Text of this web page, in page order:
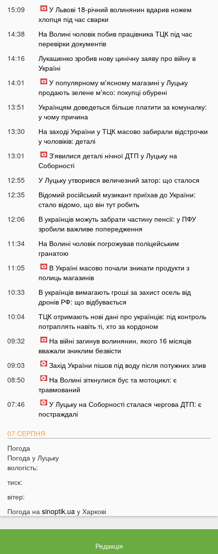
15:09
У Львові 18-річний волинянин вдарив ножем
хлопця під час сварки
14:38
На Волині чоловік побив працівника ТЦК під час
перевірки документів
14:16
Лукашенко зробив нову цинічну заяву про війну в
Україні
14:01
У популярному м'ясному магазині у Луцьку
продають зелене м'ясо: покупці обурені
13:51
Українцям доведеться більше платити за комуналку:
у чому причина
13:30
На заході України у ТЦК масово забирали відстрочки
у чоловіків: деталі
13:01
Зʼявилися деталі нічної ДТП у Луцьку на
Соборності
12:55
У Луцьку утворився величезний затор: що сталося
12:35
Відомий російський музикант приїхав до України:
стало відомо, що він тут робить
12:06
В українців можуть забрати частину пенсії: у ПФУ
зробили важливе попередження
11:34
На Волині чоловік погрожував поліцейським
гранатою
11:05
В Україні масово почали зникати продукти з
полиць магазинів
10:33
В українців вимагають гроші за захист осель від
дронів РФ: що відбувається
10:04
ТЦК отримають нові дані про українців: під контроль
потраплять навіть ті, хто за кордоном
09:32
На війні загинув волинянин, якого 16 місяців
вважали зниклим безвісти
09:03
Захід України пішов під воду після потужних злив
08:50
На Волині зіткнулися бус та мотоцикл: є
травмований
07:46
У Луцьку на Соборності сталася чергова ДТП: є
постраждалі
07 СЕРПНЯ
20:31
20:17
19:30
Назвали найжадібніших чоловіків за знаком Зодіаку
19:15
Ці речі категорично заборонено робити під час грози
На заході України чоловік впіймав 10-кілограмову
Погода
Погода у Луцьку
вологість:
тиск:
вітер:
Погода на sinoptik.ua у Харкові
Редакція